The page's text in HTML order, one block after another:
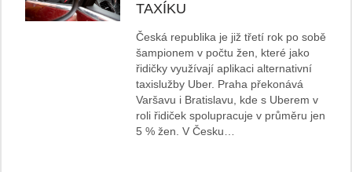
TAXÍKU
Česká republika je již třetí rok po sobě
šampionem v počtu žen, které jako
řidičky využívají aplikaci alternativní
taxislužby Uber. Praha překonává
Varšavu i Bratislavu, kde s Uberem v
roli řidiček spolupracuje v průměru jen
5 % žen. V Česku…